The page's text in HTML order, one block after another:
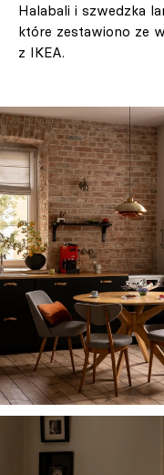
Halabali i szwedzka
które zestawiono ze
z IKEA.